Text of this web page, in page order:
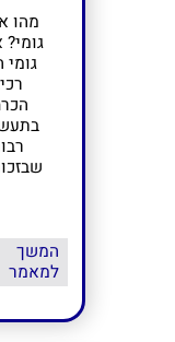
מהו
גומי
המשך
למאמר